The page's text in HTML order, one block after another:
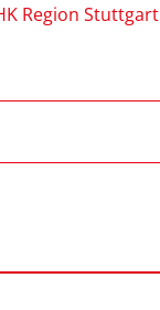
Region Stuttgart